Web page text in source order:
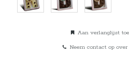
Aan verlanglijst
Neem contact op